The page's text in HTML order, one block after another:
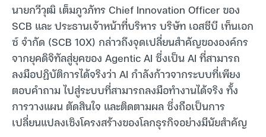
นายกวีวุฒิ เต็มภูวภัทร Chief Innovation Officer ของ
SCB และ ประธานเจ้าหน้าที่บริหาร บริษัท เอสซีบี เท็นเอก
ซ์ จำกัด (SCB 10X) กล่าวถึงจุดเปลี่ยนสำคัญขององค์กร
จากยุคดิจิทัลสู่ยุคของ Agentic AI ซึ่งเป็น AI ที่สามารถ
ลงมือปฏิบัติการได้จริงว่า AI กำลังก้าวจากระบบที่เพียง
ตอบคำถาม ไปสู่ระบบที่สามารถลงมือทำงานได้จริง ทั้ง
การวางแผน ตัดสินใจ และติดตามผล ซึ่งถือเป็นการ
เปลี่ยนแปลงเชิงโครงสร้างของโลกธุรกิจอย่างมีนัยสำคัญ